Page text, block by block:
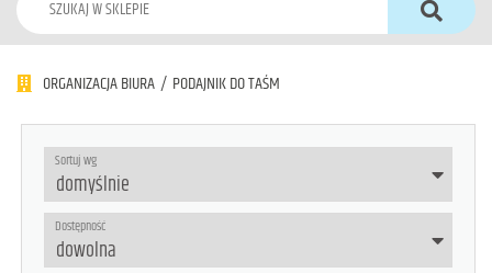
ORGANIZACJA BIURA / PODAJNIK DO TAŚM
Sortuj wg
Dostępność